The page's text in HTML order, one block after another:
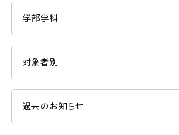
学部学科
対象者別
過去のお知らせ